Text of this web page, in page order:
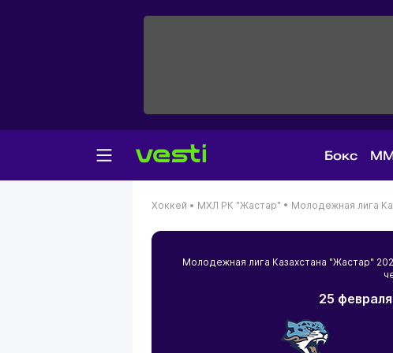
Бокс
Хоккей • МХЛ РК "Жастар" • Молодежная лига
Молодежная лига Казахстана "Жастар"
25